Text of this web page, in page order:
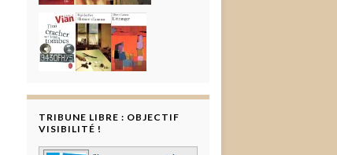
TRIBUNE LIBRE : OBJECTIF
VISIBILITÉ !